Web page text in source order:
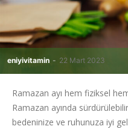
eniyivitamin - 22 Mart 2023
Ramazan ayı hem fiziksel
Ramazan ayında
bedeninize ve ruhunuza iyi